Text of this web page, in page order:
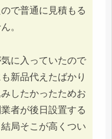
で普通に見積もる
。
に入っていたので
新品代えたばかり
したかったためお
者が後日設置する
局そこが高くつい